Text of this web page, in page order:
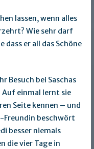
lassen, wenn alles
Wie sehr darf
dass er all das Schöne
Besuch bei Saschas
Auf einmal lernt sie
Seite kennen – und
Freundin beschwört
besser niemals
die vier Tage in